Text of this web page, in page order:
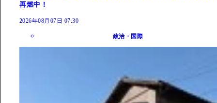
再燃中！
2026年08月07日 07:30
政治・国際